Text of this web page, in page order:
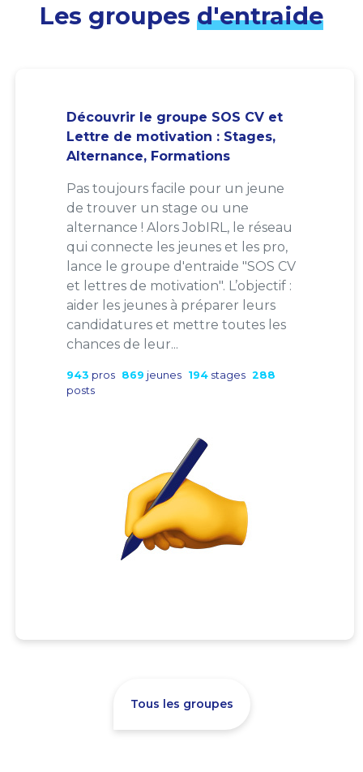
Les groupes d'entraide
Découvrir le groupe SOS CV et
Lettre de motivation : Stages,
Alternance, Formations
Pas toujours facile pour un jeune
de trouver un stage ou une
alternance ! Alors JobIRL, le réseau
qui connecte les jeunes et les pro,
lance le groupe d'entraide "SOS CV
et lettres de motivation". L’objectif :
aider les jeunes à préparer leurs
candidatures et mettre toutes les
chances de leur...
943 pros 869 jeunes 194 stages 288
posts
Tous les groupes